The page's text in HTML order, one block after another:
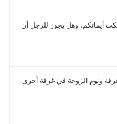
أيمانكم، وهل يجوز للرجل أن
ونوم الزوجة في غرفة أخرى